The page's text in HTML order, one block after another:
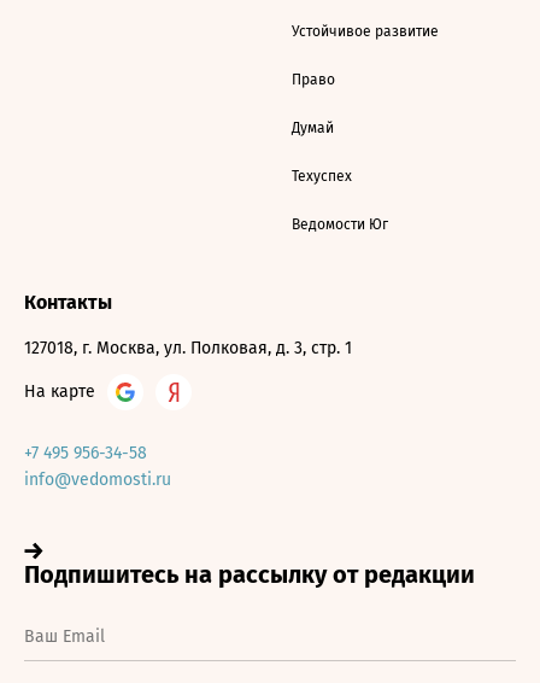
Устойчивое развитие
Право
Думай
Техуспех
Ведомости Юг
Контакты
127018, г. Москва, ул. Полковая, д. 3, стр. 1
На карте
+7 495 956-34-58
info@vedomosti.ru